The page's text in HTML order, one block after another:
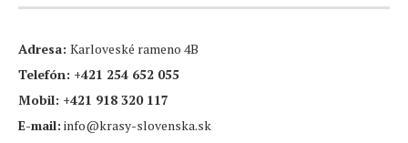
Adresa: Karloveské rameno 4B
Telefón: +421 254 652 055
Mobil: +421 918 320 117
E-mail: info@krasy-slovenska.sk